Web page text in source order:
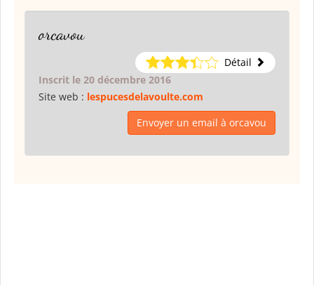
orcavou
Détail
Inscrit le 20 décembre 2016
Site web : lespucesdelavoulte.com
Envoyer un email à orcavou